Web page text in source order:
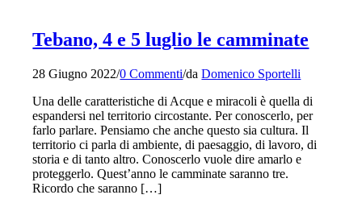
Tebano, 4 e 5 luglio le camminate
28 Giugno 2022/0 Commenti/daDomenico Sportelli
Una delle caratteristiche di Acque e miracoli è quella di
espandersi nel territorio circostante. Per conoscerlo, per
farlo parlare. Pensiamo che anche questo sia cultura. Il
territorio ci parla di ambiente, di paesaggio, di lavoro, di
storia e di tanto altro. Conoscerlo vuole dire amarlo e
proteggerlo. Quest’anno le camminate saranno tre.
Ricordo che saranno […]